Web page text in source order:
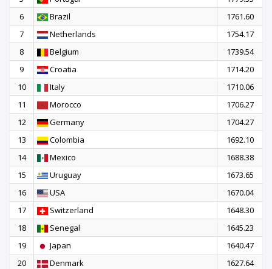
6
Brazil
1761.60
7
Netherlands
1754.17
8
Belgium
1739.54
9
Croatia
1714.20
10
Italy
1710.06
11
Morocco
1706.27
12
Germany
1704.27
13
Colombia
1692.10
14
Mexico
1688.38
15
Uruguay
1673.65
16
USA
1670.04
17
Switzerland
1648.30
18
Senegal
1645.23
19
Japan
1640.47
20
Denmark
1627.64